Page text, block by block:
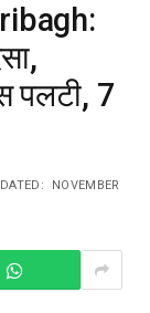
पलटी, 7
NOVEMBER